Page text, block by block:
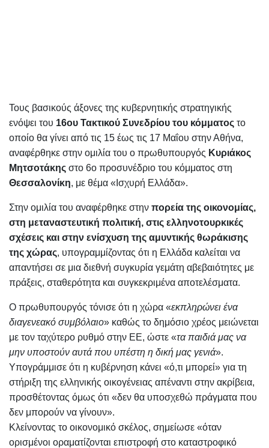
Τους βασικούς άξονες της κυβερνητικής στρατηγικής
ενόψει του 16ου Τακτικού Συνεδρίου του κόμματος το
οποίο θα γίνει από τις 15 έως τις 17 Μαΐου στην Αθήνα,
αναφέρθηκε στην ομιλία του ο πρωθυπουργός Κυριάκος
Μητσοτάκης στο 6ο προσυνέδριο του κόμματος στη
Θεσσαλονίκη, με θέμα «Ισχυρή Ελλάδα».
Στην ομιλία του αναφέρθηκε στην πορεία της οικονομίας,
στη μεταναστευτική πολιτική, στις ελληνοτουρκικές
σχέσεις και στην ενίσχυση της αμυντικής θωράκισης
της χώρας, υπογραμμίζοντας ότι η Ελλάδα καλείται να
απαντήσει σε μια διεθνή συγκυρία γεμάτη αβεβαιότητες με
πράξεις, σταθερότητα και συγκεκριμένα αποτελέσματα.
Ο πρωθυπουργός τόνισε ότι η χώρα «εκπληρώνει ένα
διαγενεακό συμβόλαιο» καθώς το δημόσιο χρέος μειώνεται
με τον ταχύτερο ρυθμό στην ΕΕ, ώστε «τα παιδιά μας να
μην υποστούν αυτά που υπέστη η δική μας γενιά».
Υπογράμμισε ότι η κυβέρνηση κάνει «ό,τι μπορεί» για τη
στήριξη της ελληνικής οικογένειας απέναντι στην ακρίβεια,
προσθέτοντας όμως ότι «δεν θα υποσχεθώ πράγματα που
δεν μπορούν να γίνουν».
Κλείνοντας το οικονομικό σκέλος, σημείωσε «όταν
ορισμένοι οραματίζονται επιστροφή στο καταστροφικό